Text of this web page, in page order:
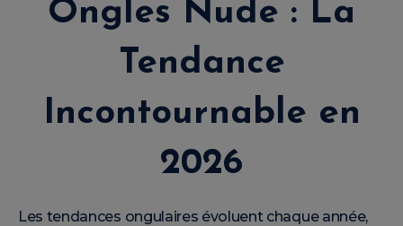
Ongles Nude : La
Tendance
Incontournable en
2026
Les tendances ongulaires évoluent chaque année,